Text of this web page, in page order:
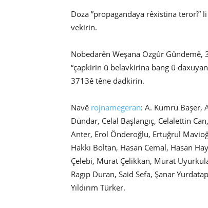
Doza ”propagandaya rêxistina terorî” li
vekirin.
Nobedarên Weşana Ozgûr
“çapkirin û belavkirina bang û
3713ê têne dadkirin.
Navê rojnamegeran: A. Kumru Başer,
Dündar, Celal Başlangıç, Celalettin
Anter, Erol Önderoğlu, Ertuğrul
Hakkı Boltan, Hasan Cemal, Hasan
Çelebi, Murat Çelikkan, Murat
Ragıp Duran, Said Sefa, Şanar
Yıldırım Türker.